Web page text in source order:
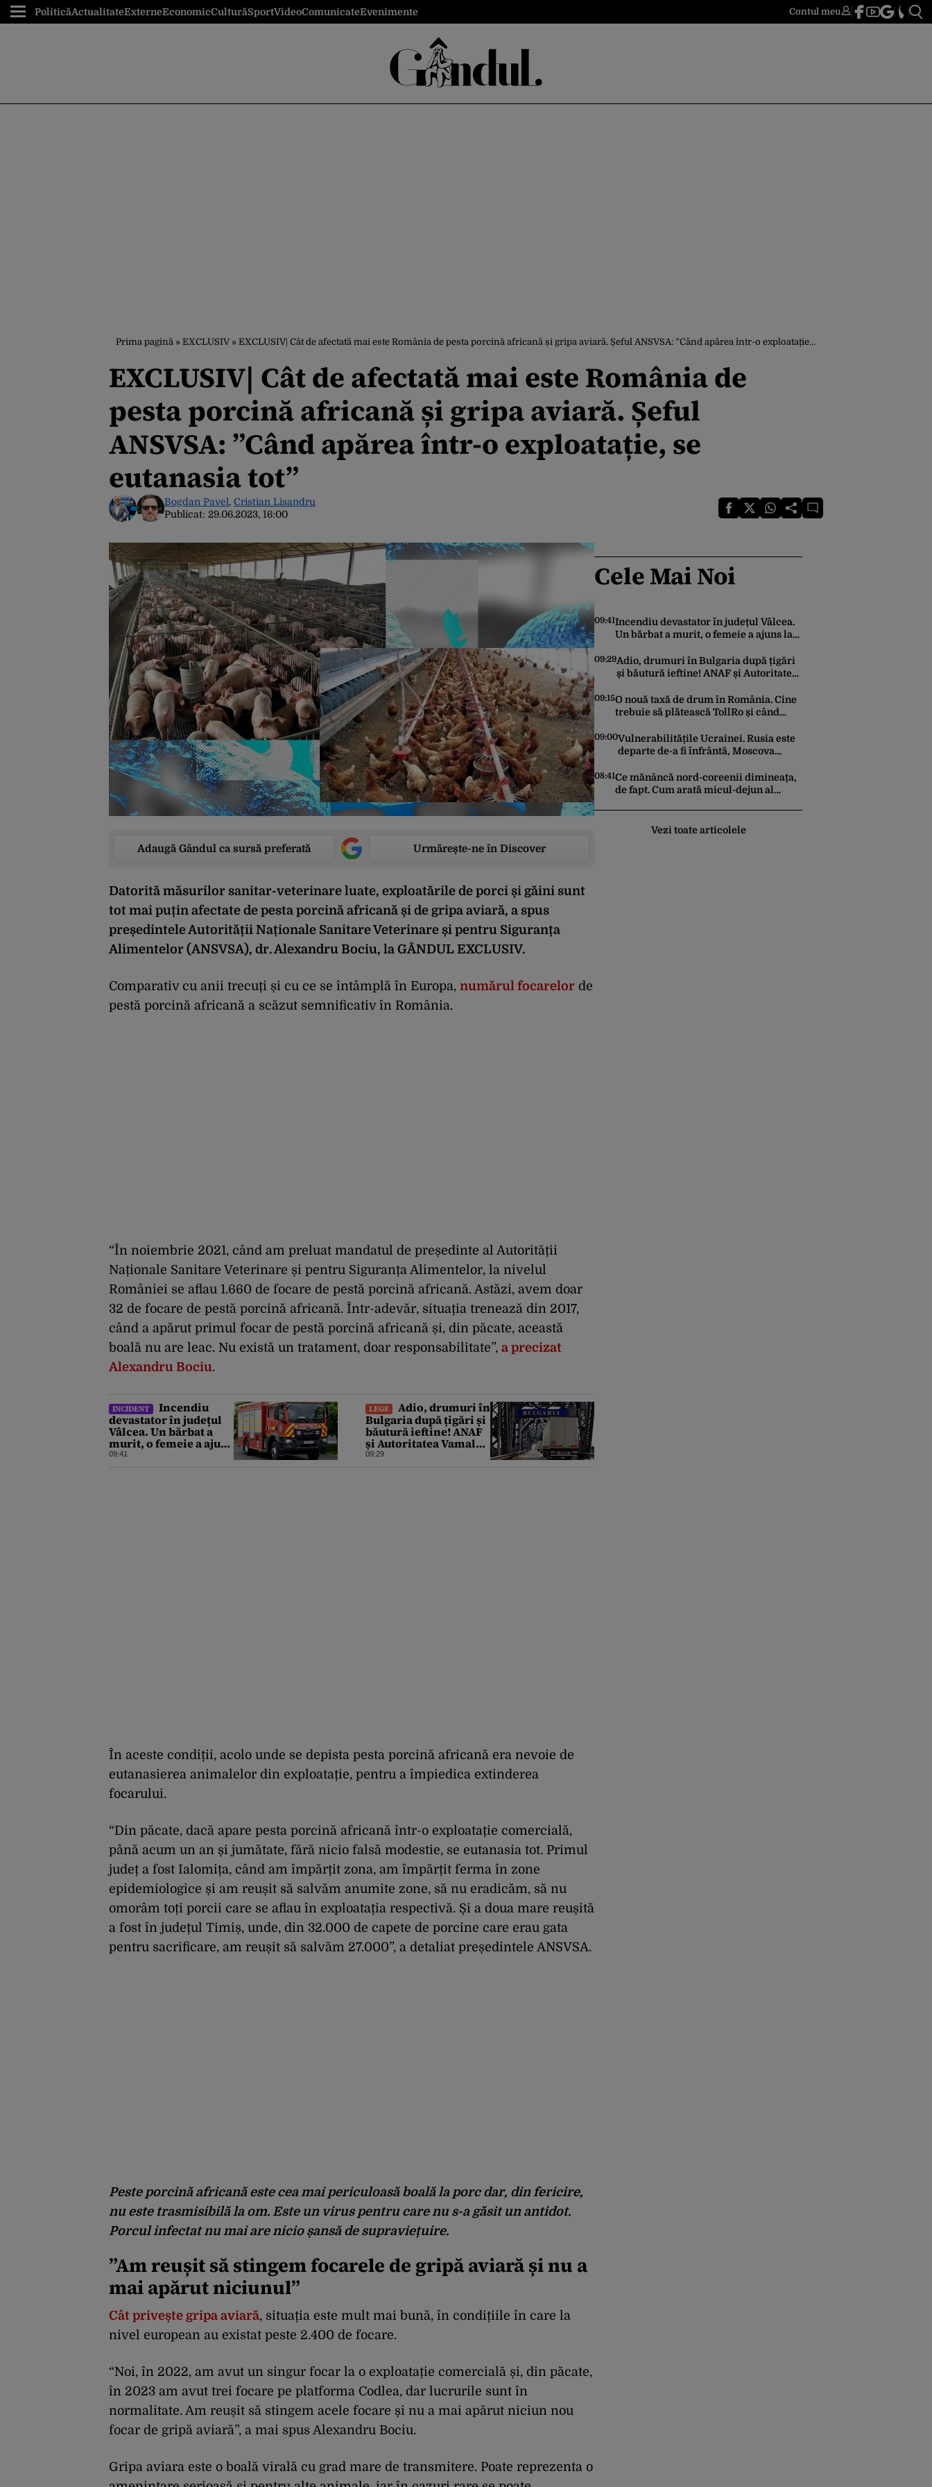
PoliticăActualitateExterneEconomicCulturăSportVideoComunicateEvenimente Contul meu
Prima pagină » EXCLUSIV » EXCLUSIV| Cât de afectată mai este România de pesta porcină africană și gripa aviară. Șeful ANSVSA: ”Când apărea într-o exploatație, se eutanasia tot”
EXCLUSIV| Cât de afectată mai este România de
pesta porcină africană și gripa aviară. Șeful
ANSVSA: ”Când apărea într-o exploatație, se
eutanasia tot”
Bogdan Pavel, Cristian Lisandru
Publicat: 29.06.2023, 16:00
Adaugă Gândul ca sursă preferată Urmărește-ne în Discover
Datorită măsurilor sanitar-veterinare luate, exploatările de porci și găini sunt
tot mai puțin afectate de pesta porcină africană și de gripa aviară, a spus
președintele Autorității Naționale Sanitare Veterinare și pentru Siguranța
Alimentelor (ANSVSA), dr. Alexandru Bociu, la GÂNDUL EXCLUSIV.
Comparativ cu anii trecuți și cu ce se întâmplă în Europa, numărul focarelor de
pestă porcină africană a scăzut semnificativ în România.
“În noiembrie 2021, când am preluat mandatul de președinte al Autorității
Naționale Sanitare Veterinare și pentru Siguranța Alimentelor, la nivelul
României se aflau 1.660 de focare de pestă porcină africană. Astăzi, avem doar
32 de focare de pestă porcină africană. Într-adevăr, situația trenează din 2017,
când a apărut primul focar de pestă porcină africană și, din păcate, această
boală nu are leac. Nu există un tratament, doar responsabilitate”, a precizat
Alexandru Bociu.
INCIDENT
Incendiu
devastator în județul
Vâlcea. Un bărbat a
murit, o femeie a ajuns
la spital
09:41
LEGE
Adio, drumuri în
Bulgaria după țigări și
băutură ieftine! ANAF
și Autoritatea Vamală
au stabilit noi reguli
09:29
În aceste condiții, acolo unde se depista pesta porcină africană era nevoie de
eutanasierea animalelor din exploatație, pentru a împiedica extinderea
focarului.
“Din păcate, dacă apare pesta porcină africană într-o exploatație comercială,
până acum un an și jumătate, fără nicio falsă modestie, se eutanasia tot. Primul
județ a fost Ialomița, când am împărțit zona, am împărțit ferma în zone
epidemiologice și am reușit să salvăm anumite zone, să nu eradicăm, să nu
omorâm toți porcii care se aflau în exploatația respectivă. Și a doua mare reușită
a fost în județul Timiș, unde, din 32.000 de capete de porcine care erau gata
pentru sacrificare, am reușit să salvăm 27.000”, a detaliat președintele ANSVSA.
Peste porcină africană este cea mai periculoasă boală la porc dar, din fericire,
nu este trasmisibilă la om. Este un virus pentru care nu s-a găsit un antidot.
Porcul infectat nu mai are nicio șansă de supraviețuire.
”Am reușit să stingem focarele de gripă aviară și nu a
mai apărut niciunul”
Cât privește gripa aviară, situația este mult mai bună, în condițiile în care la
nivel european au existat peste 2.400 de focare.
“Noi, în 2022, am avut un singur focar la o exploatație comercială și, din păcate,
în 2023 am avut trei focare pe platforma Codlea, dar lucrurile sunt în
normalitate. Am reușit să stingem acele focare și nu a mai apărut niciun nou
focar de gripă aviară”, a mai spus Alexandru Bociu.
Gripa aviara este o boală virală cu grad mare de transmitere. Poate reprezenta o
Cele Mai Noi
09:41Incendiu devastator în județul Vâlcea.
Un bărbat a murit, o femeie a ajuns la
09:29Adio, drumuri în Bulgaria după țigări
și băutură ieftine! ANAF și Autoritatea
09:15O nouă taxă de drum în România. Cine
trebuie să plătească TollRo și când
09:00Vulnerabilitățile Ucrainei. Rusia este
departe de-a fi înfrântă, Moscova
08:41Ce mănâncă nord-coreenii dimineața,
de fapt. Cum arată micul-dejun al
Vezi toate articolele